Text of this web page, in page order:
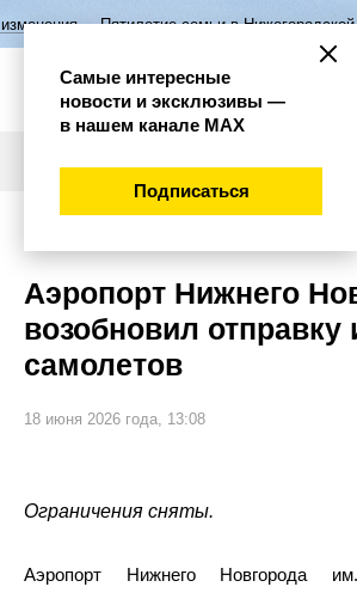
семьи в Нижегородской области Год
Аэропорт Нижнего
возобновил отправку
самолетов
18 июня 2026 года, 13:08
Ограничения сняты.
Аэропорт Нижнего Новгорода
Самые интересные
новости и эксклюзивы —
в нашем канале МАХ
Подписаться